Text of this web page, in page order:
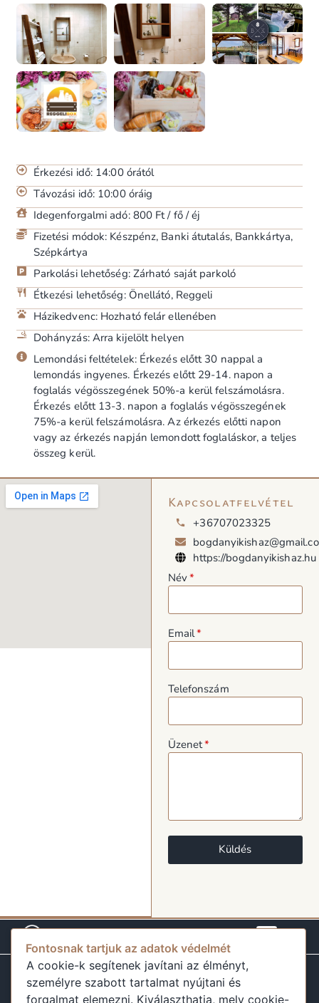
Érkezési idő: 14:00 órától
Távozási idő: 10:00 óráig
Idegenforgalmi adó: 800 Ft / fő / éj
Fizetési módok: Készpénz, Banki átutalás, Bankkártya,
Szépkártya
Parkolási lehetőség: Zárható saját parkoló
Étkezési lehetőség: Önellátó, Reggeli
Házikedvenc: Hozható felár ellenében
Dohányzás: Arra kijelölt helyen
Lemondási feltételek: Érkezés előtt 30 nappal a
lemondás ingyenes. Érkezés előtt 29-14. napon a
foglalás végösszegének 50%-a kerül felszámolásra.
Érkezés előtt 13-3. napon a foglalás végösszegének
75%-a kerül felszámolásra. Az érkezés előtti napon
vagy az érkezés napján lemondott foglaláskor, a teljes
összeg kerül.
Kapcsolatfelvétel
+36707023325
https://bogdanyikishaz.hu
Név
Email
Telefonszám
Üzenet
Küldés
Minden jog fenntartva Minden ami Szállás 2025
ÁSZF
GYIK mindenamiszallas.hu@gmail.com
Fontosnak tartjuk az adatok védelmét
A cookie-k segítenek javítani az élményt,
személyre szabott tartalmat nyújtani és
forgalmat elemezni. Kiválaszthatja, mely cookie-